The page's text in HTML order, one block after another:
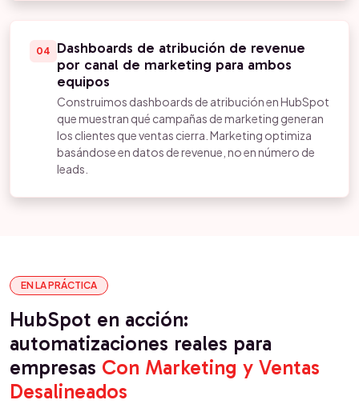
04
Dashboards de atribución de revenue
por canal de marketing para ambos
equipos
Construimos dashboards de atribución en HubSpot
que muestran qué campañas de marketing generan
los clientes que ventas cierra. Marketing optimiza
basándose en datos de revenue, no en número de
leads.
EN LA PRÁCTICA
HubSpot en acción:
automatizaciones reales para
empresas Con Marketing y Ventas
Desalineados